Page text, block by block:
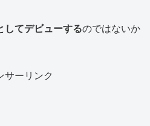
してデビューするのではないか
サーリンク